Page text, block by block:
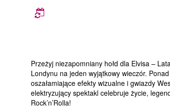
Przeżyj niezapomniany hołd dla Elvisa –
Londynu na jeden wyjątkowy wieczór.
oszałamiające efekty wizualne i gwiazdy
elektryzujący spektakl celebruje życie,
Rock’n’Rolla!